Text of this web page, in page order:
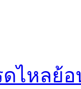
ไหลย้